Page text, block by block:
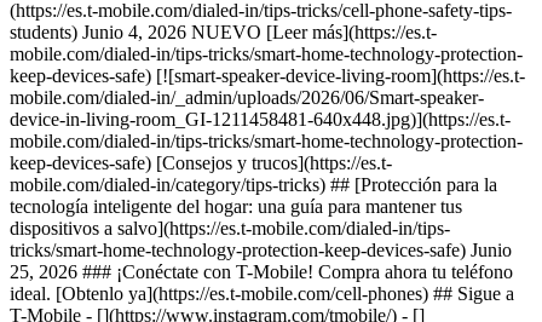
(https://es.t-mobile.com/dialed-in/tips-tricks/cell-phone-safety-tips-
students) Junio 4, 2026 NUEVO [Leer más](https://es.t-
mobile.com/dialed-in/tips-tricks/smart-home-technology-protection-
keep-devices-safe) [![smart-speaker-device-living-room](https://es.t-
mobile.com/dialed-in/_admin/uploads/2026/06/Smart-speaker-
device-in-living-room_GI-1211458481-640x448.jpg)](https://es.t-
mobile.com/dialed-in/tips-tricks/smart-home-technology-protection-
keep-devices-safe) [Consejos y trucos](https://es.t-
mobile.com/dialed-in/category/tips-tricks) ## [Protección para la
tecnología inteligente del hogar: una guía para mantener tus
dispositivos a salvo](https://es.t-mobile.com/dialed-in/tips-
tricks/smart-home-technology-protection-keep-devices-safe) Junio
25, 2026 ### ¡Conéctate con T-Mobile! Compra ahora tu teléfono
ideal. [Obtenlo ya](https://es.t-mobile.com/cell-phones) ## Sigue a
T-Mobile - [](https://www.instagram.com/tmobile/) - []